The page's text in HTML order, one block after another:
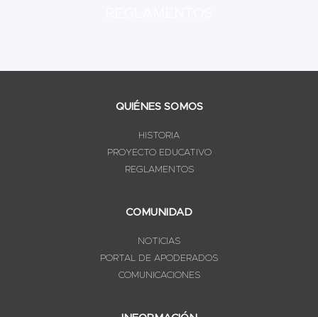
QUIÉNES SOMOS
HISTORIA
PROYECTO EDUCATIVO
REGLAMENTOS
COMUNIDAD
NOTICIAS
PORTAL DE APODERADOS
COMUNICACIONES